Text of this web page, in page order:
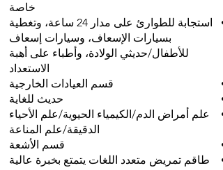
خاصة
استجابة للطوارئ على مدار 24 ساعة، وتغطية
بسيارات الإسعاف، وسيارات إسعاف
للأطفال/حديثي الولادة، وأطباء على أهبة
الاستعداد
قسم العيادات الخارجية
حديث للغاية
علم أمراض الدم/الكيمياء الحيوية/علم الأحياء
الدقيقة/علم المناعة
قسم الأشعة
طاقم تمريض متعدد اللغات يتمتع بخبرة عالية